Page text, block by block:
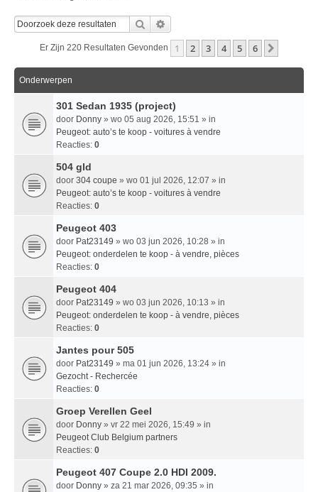
Zoek
Er Zijn 220 Resultaten Gevonden 1 2 3 4 5 6
Onderwerpen
301 Sedan 1935 (project)
door Donny » wo 05 aug 2026, 15:51 » in
Peugeot: auto’s te koop - voitures à vendre
Reacties: 0
504 gld
door 304 coupe » wo 01 jul 2026, 12:07 » in
Peugeot: auto’s te koop - voitures à vendre
Reacties: 0
Peugeot 403
door Pat23149 » wo 03 jun 2026, 10:28 » in
Peugeot: onderdelen te koop - à vendre, pièces
Reacties: 0
Peugeot 404
door Pat23149 » wo 03 jun 2026, 10:13 » in
Peugeot: onderdelen te koop - à vendre, pièces
Reacties: 0
Jantes pour 505
door Pat23149 » ma 01 jun 2026, 13:24 » in
Gezocht - Rechercée
Reacties: 0
Groep Verellen Geel
door Donny » vr 22 mei 2026, 15:49 » in
Peugeot Club Belgium partners
Reacties: 0
Peugeot 407 Coupe 2.0 HDI 2009.
door Donny » za 21 mar 2026, 09:35 » in